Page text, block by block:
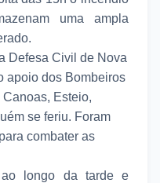
uma ampla
Defesa Civil de Nova
apoio dos Bombeiros
Esteio,
se feriu. Foram
combater as
longo da tarde e